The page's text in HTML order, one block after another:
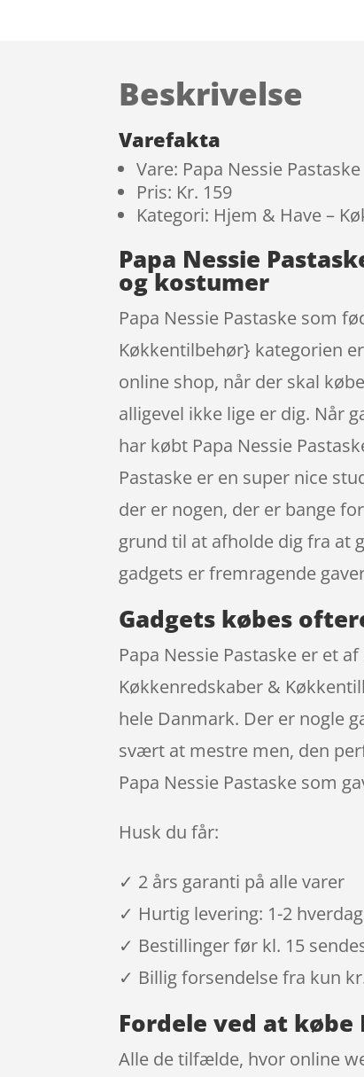
Beskrivelse
Varefakta
Vare: Papa Nessie Pastaske
Pris: Kr. 159
Kategori: Hjem & Have –
Papa Nessie
og kostumer
Papa Nessie Pastaske som
Køkkentilbehør} kategorien
online shop, når der skal
alligevel ikke lige er dig. Når
har købt Papa Nessie
Pastaske er en super nice
der er nogen, der er bange
grund til at afholde dig fra at
gadgets er fremragende
Gadgets købes
Papa Nessie Pastaske er et
Køkkenredskaber &
hele Danmark. Der er nogle
svært at mestre men, den
Papa Nessie Pastaske som
Husk du får:
✓ 2 års garanti på alle varer
✓ Hurtig levering: 1-2
✓ Bestillinger før kl. 15
✓ Billig forsendelse fra kun
Fordele ved at købe
Alle de tilfælde, hvor online